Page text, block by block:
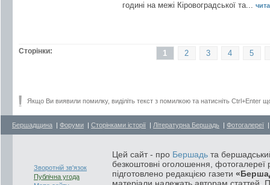
годині на межі Кіровоградської та...
Сторінки: 5
4
3
2
1
Якщо Ви виявили помилку, виділіть текст з помилкою та натисніть Ctrl+Enter
Бершадщина | Форуми | Сторінками історії | Літературна Бершадь | Фотогалереї
Зворотній зв'язок
Публічна угода
Цей сайт - про Бершадь та
безкоштовні оголошення, фотогалереї
підготовлено редакцією газети